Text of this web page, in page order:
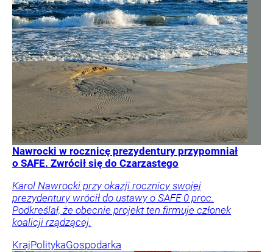
Nawrocki w rocznicę prezydentury przypomniał
o SAFE. Zwrócił się do Czarzastego
Karol Nawrocki przy okazji rocznicy swojej
prezydentury wrócił do ustawy o SAFE 0 proc.
Podkreślał, że obecnie projekt ten firmuje członek
koalicji rządzącej.
KrajPolitykaGospodarka